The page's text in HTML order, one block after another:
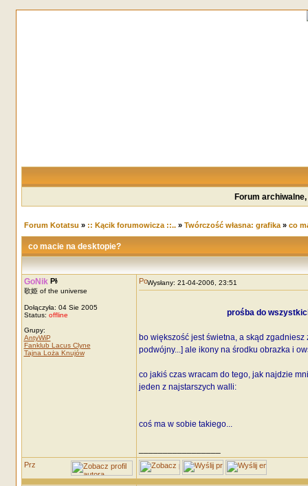
Forum
Forum Kotatsu » :: Kącik forumowicza ::..» Twórczość własna: grafika» co
co macie na desktopie?
GoNik
歌姫 of the universe
Dołączyła: 04 Sie 2005
Status: offline
Grupy:
AntyWiP
Fanklub Lacus Clyne
Tajna Loża Knujów
Wysłany: 21-04-2006, 23:51
prośba do
bo większość jest świetna, a skąd
podwójny...] ale ikony na środku obrazka i
co jakiś czas wracam do tego, jak najdzie
jeden z najstarszych walli:
coś ma w sobie takiego...